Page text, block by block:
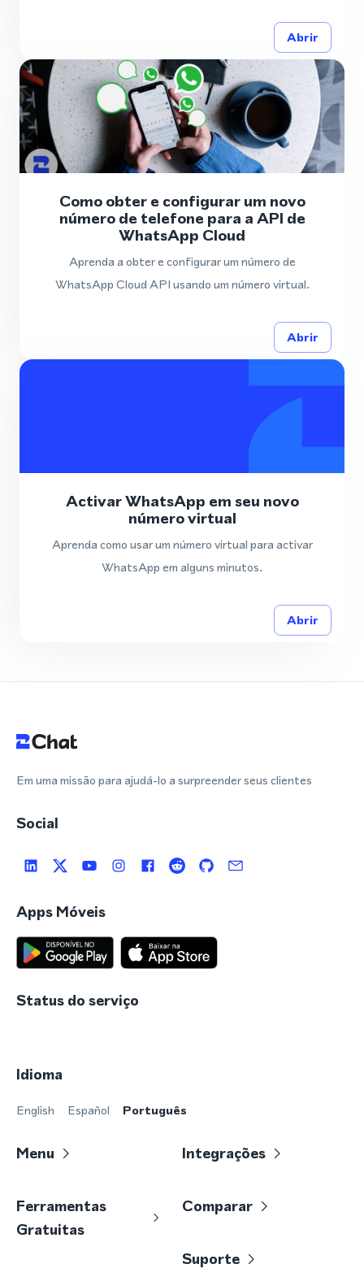
Abrir
Como obter e configurar um novo
número de telefone para a API de
WhatsApp Cloud
Aprenda a obter e configurar um número de
WhatsApp Cloud API usando um número virtual.
Abrir
Activar WhatsApp em seu novo
número virtual
Aprenda como usar um número virtual para activar
WhatsApp em alguns minutos.
Abrir
Em uma missão para ajudá-lo a surpreender seus clientes
Social
Apps Móveis
Status do serviço
Idioma
English Español Português
Menu Integrações
Ferramentas
Gratuitas
Comparar
Suporte